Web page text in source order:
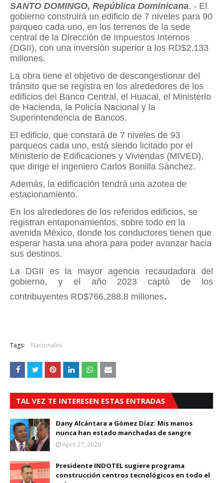
SANTO DOMINGO, República Dominicana. - El
gobierno construirá un edificio de 7 niveles para 90
parqueo cada uno, en los terrenos de la sede
central de la Dirección de Impuestos Internos
(DGII), con una inversión superior a los RD$2,133
millones.
La obra tiene el objetivo de descongestionar del
tránsito que se registra en los alrededores de los
edificios del Banco Central, el Huacal, el Ministerio
de Hacienda, la Policía Nacional y la
Superintendencia de Bancos.
El edificio, que constará de 7 niveles de 93
parqueos cada uno, está siendo licitado por el
Ministerio de Edificaciones y Viviendas (MIVED),
que dirige el ingeniero Carlos Bonilla Sánchez.
Además, la edificación tendrá una azotea de
estacionamiento.
En los alrededores de los referidos edificios, se
registran entaponamientos, sobre todo en la
avenida México, donde los conductores tienen que
esperar hasta una ahora para poder avanzar hacia
sus destinos.
La DGII es la mayor agencia recaudadora del
gobierno, y el año 2023 captó de los
contribuyentes RD$766,288.8 millones.
Tags: Nacionales
TAL VEZ TE INTERESEN ESTAS ENTRADAS
Dany Alcántara a Gómez Díaz: Mis manos
nunca han estado manchadas de sangre
April 27, 2026
Presidente INDOTEL sugiere programa
construcción centros tecnológicos en todo el